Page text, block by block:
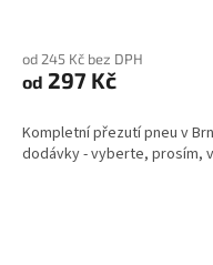
od 245 Kč bez DPH
od 297 Kč
Kompletní přezutí pneu v
dodávky - vyberte, prosím,